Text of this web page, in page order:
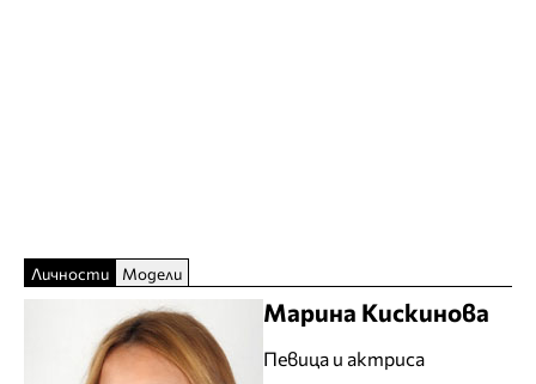
Личности Модели
Марина Кискинова
Певица и актриса